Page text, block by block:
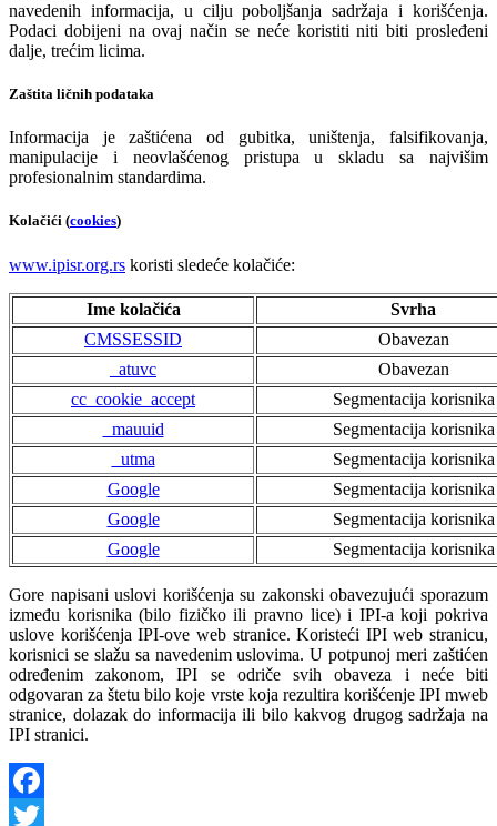
navedenih informacija, u cilju poboljšanja sadržaja i korišćenja.
Podaci dobijeni na ovaj način se neće koristiti niti biti prosleđeni
dalje, trećim licima.
Zaštita ličnih podataka
Informacija je zaštićena od gubitka, uništenja, falsifikovanja,
manipulacije i neovlašćenog pristupa u skladu sa najvišim
profesionalnim standardima.
Kolačići (cookies)
www.ipisr.org.rs koristi sledeće kolačiće:
Ime kolačića
Svrha
CMSSESSID
Obavezan
_atuvc
Obavezan
cc_cookie_accept
Segmentacija korisnika
_mauuid
Segmentacija korisnika
_utma
Segmentacija korisnika
Google
Segmentacija korisnika
Google
Segmentacija korisnika
Google
Segmentacija korisnika
Gore napisani uslovi korišćenja su zakonski obavezujući sporazum
između korisnika (bilo fizičko ili pravno lice) i IPI-a koji pokriva
uslove korišćenja IPI-ove web stranice. Koristeći IPI web stranicu,
korisnici se slažu sa navedenim uslovima. U potpunoj meri zaštićen
određenim zakonom, IPI se odriče svih obaveza i neće biti
odgovaran za štetu bilo koje vrste koja rezultira korišćenje IPI mweb
stranice, dolazak do informacija ili bilo kakvog drugog sadržaja na
IPI stranici.
Facebook